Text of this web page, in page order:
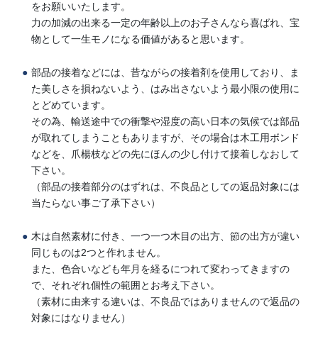
をお願いいたします。
力の加減の出来る一定の年齢以上のお子さんなら喜ばれ、宝
物として一生モノになる価値があると思います。
部品の接着などには、昔ながらの接着剤を使用しており、ま
た美しさを損ねないよう、はみ出さないよう最小限の使用に
とどめています。
その為、輸送途中での衝撃や湿度の高い日本の気候では部品
が取れてしまうこともありますが、その場合は木工用ボンド
などを、爪楊枝などの先にほんの少し付けて接着しなおして
下さい。
（部品の接着部分のはずれは、不良品としての返品対象には
当たらない事ご了承下さい）
木は自然素材に付き、一つ一つ木目の出方、節の出方が違い
同じものは2つと作れません。
また、色合いなども年月を経るにつれて変わってきますの
で、それぞれ個性の範囲とお考え下さい。
（素材に由来する違いは、不良品ではありませんので返品の
対象にはなりません）